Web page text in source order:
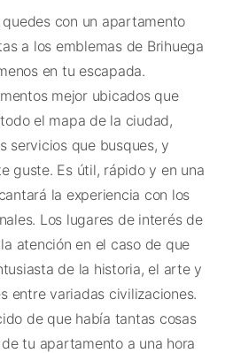
con un apartamento
a los emblemas de Brihuega
en tu escapada.
mejor ubicados que
el mapa de la ciudad,
servicios que busques, y
guste. Es útil, rápido y en una
la experiencia con los
Los lugares de interés de
atención en el caso de que
de la historia, el arte y
entre variadas civilizaciones.
de que había tantas cosas
tu apartamento a una hora